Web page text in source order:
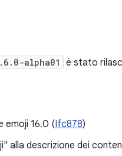
alpha01 è stato
emoji 16.0 (Ifc878)
alla descrizione dei